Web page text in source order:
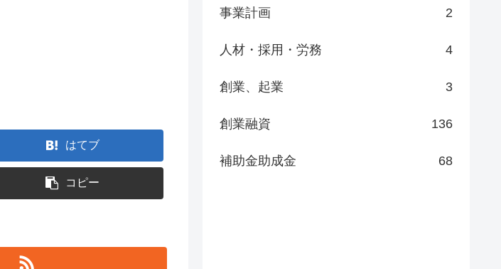
はてブ
コピー
事業計画 2
人材・採用・労務 4
創業、起業 3
創業融資 136
補助金助成金 68